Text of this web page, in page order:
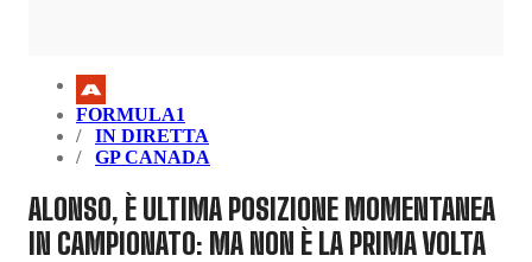
FORMULA1
IN DIRETTA
GP CANADA
ALONSO, È ULTIMA POSIZIONE MOMENTANEA
IN CAMPIONATO: MA NON È LA PRIMA VOLTA